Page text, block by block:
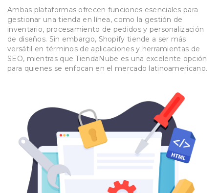
Ambas plataformas ofrecen funciones esenciales para
gestionar una tienda en línea, como la gestión de
inventario, procesamiento de pedidos y personalización
de diseños. Sin embargo, Shopify tiende a ser más
versátil en términos de aplicaciones y herramientas de
SEO, mientras que TiendaNube es una excelente opción
para quienes se enfocan en el mercado latinoamericano.